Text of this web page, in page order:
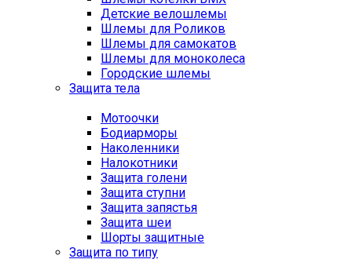
Детские велошлемы
Шлемы для Роликов
Шлемы для самокатов
Шлемы для моноколеса
Городские шлемы
Защита тела
Мотоочки
Бодиарморы
Наколенники
Налокотники
Защита голени
Защита ступни
Защита запястья
Защита шеи
Шорты защитные
Защита по типу